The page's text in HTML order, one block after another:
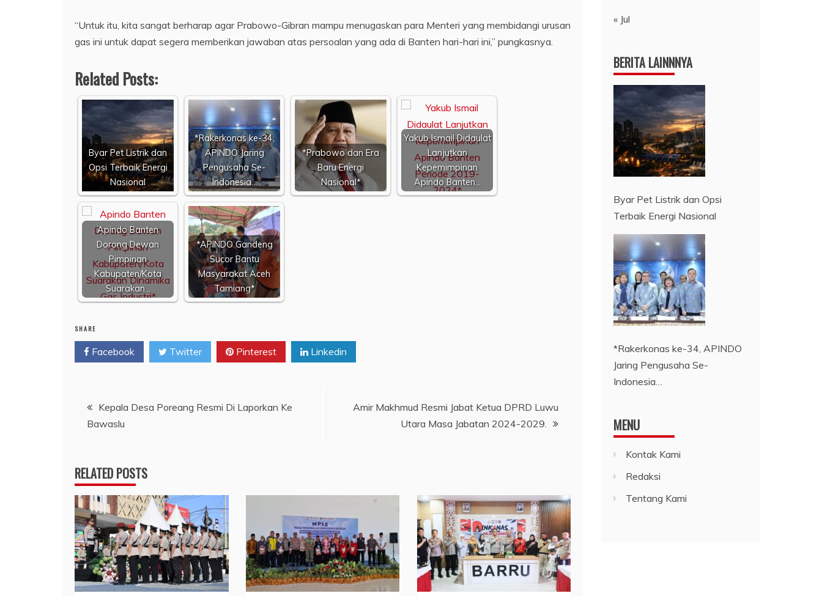
“Untuk itu, kita sangat berharap agar Prabowo-Gibran mampu menugaskan para Menteri yang membidangi urusan
gas ini untuk dapat segera memberikan jawaban atas persoalan yang ada di Banten hari-hari ini,” pungkasnya.
Related Posts:
Byar Pet Listrik dan
Opsi Terbaik Energi
Nasional
*Rakerkonas ke-34,
APINDO Jaring
Pengusaha Se-
Indonesia…
*Prabowo dan Era
Baru Energi
Nasional*
Yakub Ismail Didaulat
Lanjutkan
Kepemimpinan
Apindo Banten…
Apindo Banten
Dorong Dewan
Pimpinan
Kabupaten/Kota
Suarakan…
*APINDO Gandeng
Sucor Bantu
Masyarakat Aceh
Tamiang*
SHARE
Facebook Twitter Pinterest Linkedin
Navigasi
pos
Kepala Desa Poreang Resmi Di Laporkan Ke
Bawaslu
Amir Makhmud Resmi Jabat Ketua DPRD Luwu
Utara Masa Jabatan 2024-2029.
RELATED POSTS
« Jul
BERITA LAINNNYA
Byar Pet Listrik dan Opsi
Terbaik Energi Nasional
*Rakerkonas ke-34, APINDO
Jaring Pengusaha Se-
Indonesia…
MENU
Kontak Kami
Redaksi
Tentang Kami